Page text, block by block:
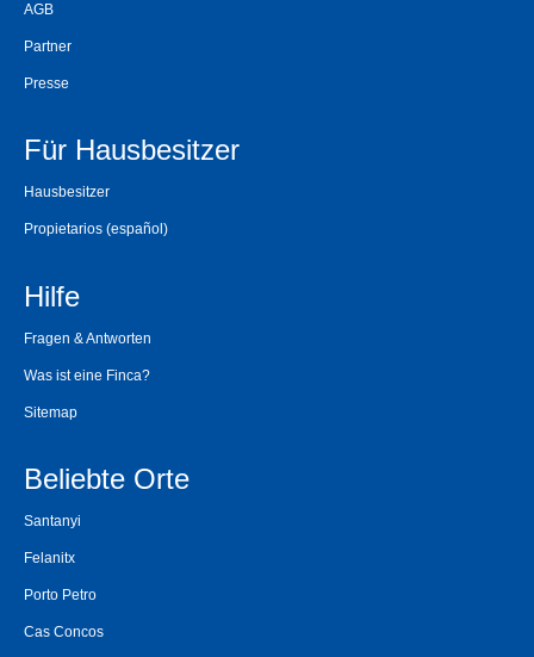
AGB
Partner
Presse
Für Hausbesitzer
Hausbesitzer
Propietarios (español)
Hilfe
Fragen & Antworten
Was ist eine Finca?
Sitemap
Beliebte Orte
Santanyi
Felanitx
Porto Petro
Cas Concos